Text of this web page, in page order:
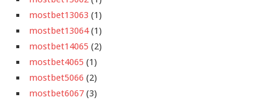
mostbet13063 (1)
mostbet13064(1)
mostbet14065 (2)
mostbet4065 (1)
mostbet5066 (2)
mostbet6067 (3)